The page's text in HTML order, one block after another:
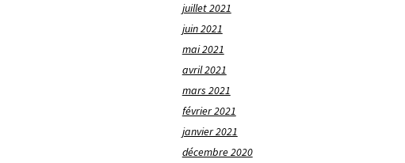
juillet 2021
juin 2021
mai 2021
avril 2021
mars 2021
février 2021
janvier 2021
décembre 2020